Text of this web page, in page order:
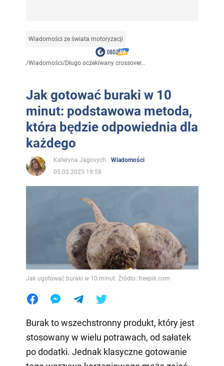
Wiadomości ze świata motoryzacji
/Wiadomości/Długo oczekiwany crossover...
Jak gotować buraki w 10
minut: podstawowa metoda,
która będzie odpowiednia dla
każdego
Kateryna Jagovych
Wiadomości
05.03.2025 19:58
Jak ugotować buraki w 10 minut. Źródło: freepik.com
Burak to wszechstronny produkt, który jest
stosowany w wielu potrawach, od sałatek
po dodatki. Jednak klasyczne gotowanie